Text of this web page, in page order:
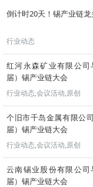
倒计时20天！锡产业链
行业动态
红河永森矿业有限公司
届）锡产业链大会
行业动态,会议活动,原创
个旧市千岛金属有限公
届）锡产业链大会
行业动态,会议活动,原创
云南锡业股份有限公司
届）锡产业链大会